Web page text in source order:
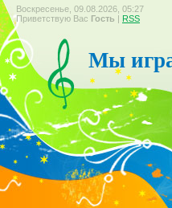
Воскресенье, 09.08.2026, 05:27
Приветствую Вас Гость | RSS
Мы